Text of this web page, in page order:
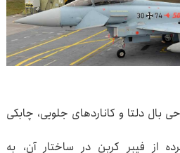
بال دلتا و کاناردهای جلویی، چابکی
از فیبر کربن در ساختار آن، به